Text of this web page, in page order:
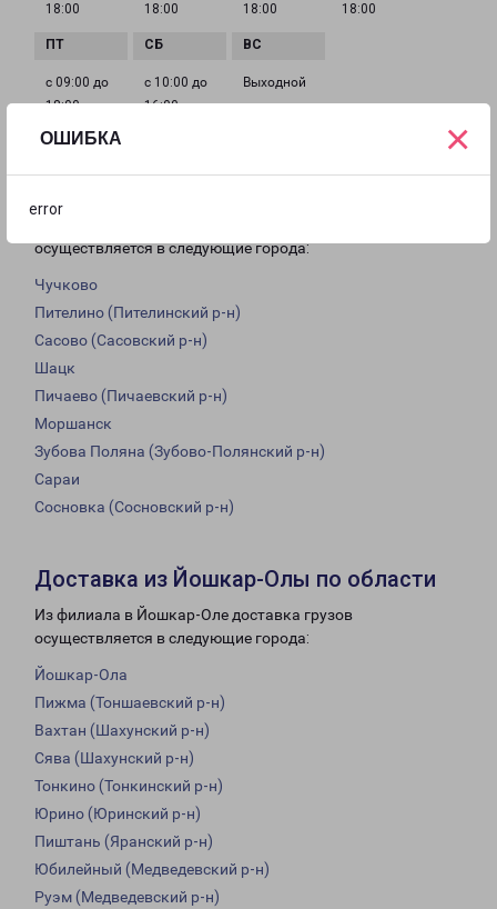
ОШИБКА
error
×
18:00 18:00 18:00 18:00
с 09:00 до
18:00
с 10:00 до
16:00
Выходной
осуществляется в следующие города:
Чучково
Пителино (Пителинский р-н)
Сасово (Сасовский р-н)
Шацк
Пичаево (Пичаевский р-н)
Моршанск
Зубова Поляна (Зубово-Полянский р-н)
Сараи
Сосновка (Сосновский р-н)
Доставка из Йошкар-Олы по области
Из филиала в Йошкар-Оле доставка грузов
осуществляется в следующие города:
Йошкар-Ола
Пижма (Тоншаевский р-н)
Вахтан (Шахунский р-н)
Сява (Шахунский р-н)
Тонкино (Тонкинский р-н)
Юрино (Юринский р-н)
Пиштань (Яранский р-н)
Юбилейный (Медведевский р-н)
Руэм (Медведевский р-н)